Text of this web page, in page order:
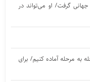
گرفت/ او می‌تواند در
به مرحله آماده کنیم/ برای